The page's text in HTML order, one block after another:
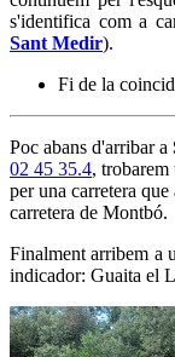
s'identifica com a
Sant Medir).
Fi de la
Poc abans d'arribar a
02 45 35.4, trobarem
per una carretera
carretera de Montbó.
Finalment arribem a
indicador: Guaita el